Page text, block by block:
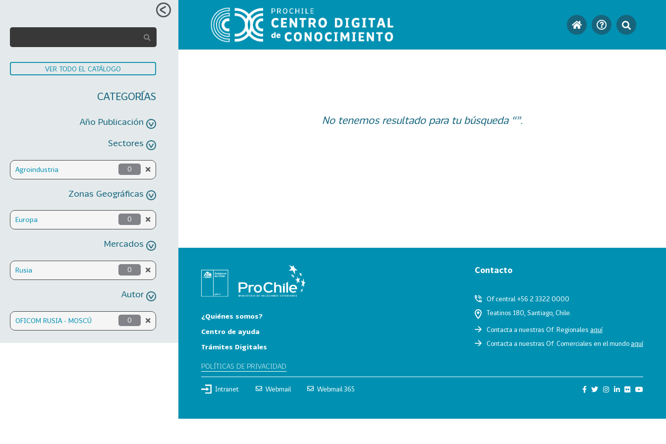
VER TODO EL CATÁLOGO
CATEGORÍAS
Año Publicación
Sectores
Agroindustria 0
Zonas Geográficas
Europa 0
Mercados
Rusia 0
Autor
OFICOM RUSIA - MOSCÚ 0
No tenemos resultado para tu búsqueda “”.
¿Quiénes somos?
Centro de ayuda
Trámites Digitales
POLÍTICAS DE PRIVACIDAD
Contacto
Of central +56 2 3322 0000
Teatinos 180, Santiago, Chile.
Contacta a nuestras Of. Regionales aquí
Contacta a nuestras Of. Comerciales en el mundoaquí
Intranet Webmail Webmail 365